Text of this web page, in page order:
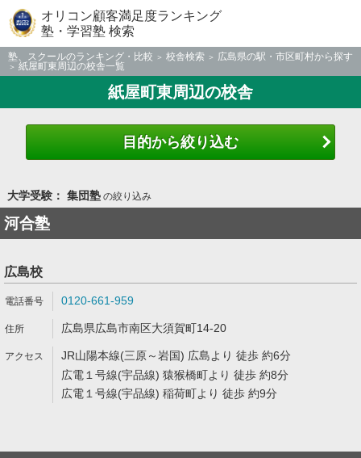
オリコン顧客満足度ランキング
塾・学習塾 検索
塾、スクールのランキング・比較 校舎検索
広島県の駅・市区町村から探す
紙屋町東周辺の校舎一覧
紙屋町東周辺の校舎
目的から絞り込む
大学受験： 集団塾の絞り込み
河合塾
広島校
0120-661-959
広島県広島市南区大須賀町14-20
JR山陽本線(三原～岩国) 広島より 徒歩 約6分
広電１号線(宇品線) 猿猴橋町より 徒歩 約8分
広電１号線(宇品線) 稲荷町より 徒歩 約9分